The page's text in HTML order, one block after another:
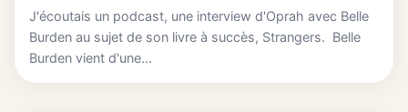
J'écoutais un podcast, une interview d'Oprah avec Belle
Burden au sujet de son livre à succès, Strangers. Belle
Burden vient d'une...